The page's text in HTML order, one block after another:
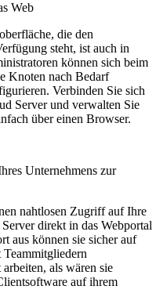
Web
die den
steht, ist auch in
können sich beim
Knoten nach Bedarf
Verbinden Sie sich
Server und verwalten Sie
über einen Browser.
Unternehmens zur
nahtlosen Zugriff auf Ihre
direkt in das Webportal
aus können sie sicher auf
Teammitgliedern
als wären sie
auf ihrem